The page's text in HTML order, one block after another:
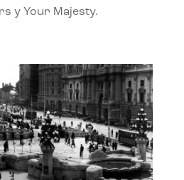
y Your Majesty.